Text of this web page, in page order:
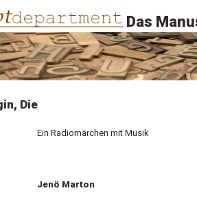
Das
Die
Ein Radiomärchen mit Musik
Jenö Marton